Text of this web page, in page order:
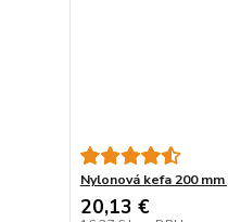
Nylonová kefa 200
20,13 €